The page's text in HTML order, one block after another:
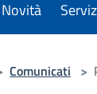
Novità
Comunicati >